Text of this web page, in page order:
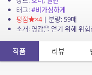
태그:#비가심하게
평점
×4| 분량: 59매
소개: 영감을 얻기 위해 위
작품 리뷰